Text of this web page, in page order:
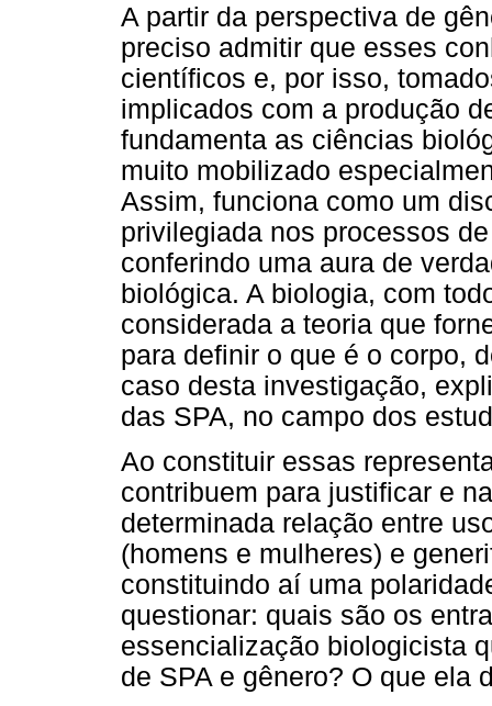
A partir da perspectiva de
preciso admitir que esses
científicos e, por isso,
implicados com a produção
fundamenta as ciências
muito mobilizado
Assim, funciona como um
privilegiada nos processos
conferindo uma aura de
biológica. A biologia, com
considerada a teoria que
para definir o que é o corpo,
caso desta investigação,
das SPA, no campo dos
Ao constituir essas
contribuem para justificar e
determinada relação entre
(homens e mulheres) e
constituindo aí uma
questionar: quais são os
essencialização biologicista
de SPA e gênero? O que ela